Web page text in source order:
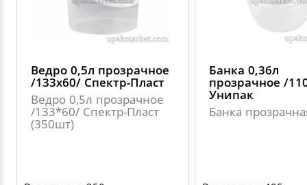
Ведро 0,5л прозрачное
/133х60/ Спектр-Пласт
Ведро 0,5л прозрачное
/133*60/ Спектр-Пласт
(350шт)
Банка 0,36л
прозрачное /
Унипак
Банка